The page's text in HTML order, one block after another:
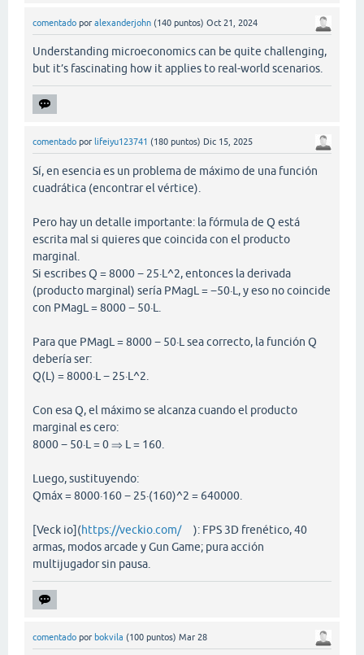
comentado por alexanderjohn (140 puntos) Oct 21, 2024
Understanding microeconomics can be quite challenging,
but it’s fascinating how it applies to real-world scenarios.
comentado por lifeiyu123741 (180 puntos) Dic 15, 2025
Sí, en esencia es un problema de máximo de una función
cuadrática (encontrar el vértice).
Pero hay un detalle importante: la fórmula de Q está
escrita mal si quieres que coincida con el producto
marginal.
Si escribes Q = 8000 − 25·L^2, entonces la derivada
(producto marginal) sería PMagL = −50·L, y eso no coincide
con PMagL = 8000 − 50·L.
Para que PMagL = 8000 − 50·L sea correcto, la función Q
debería ser:
Q(L) = 8000·L − 25·L^2.
Con esa Q, el máximo se alcanza cuando el producto
marginal es cero:
8000 − 50·L = 0 ⇒ L = 160.
Luego, sustituyendo:
Qmáx = 8000·160 − 25·(160)^2 = 640000.
[Veck io](https://veckio.com/): FPS 3D frenético, 40
armas, modos arcade y Gun Game; pura acción
multijugador sin pausa.
comentado por bokvila (100 puntos) Mar 28